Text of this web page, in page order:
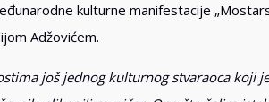
kulturne manifestacije
Adžovićem.
još jednog kulturnog stvaraoca koji